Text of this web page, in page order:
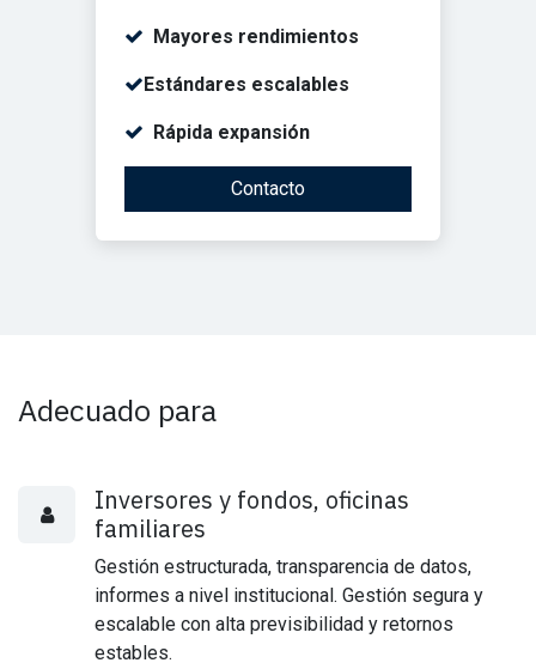
Mayores rendimientos
Estándares escalables
Rápida expansión
Contacto
Adecuado para
Inversores y fondos, oficinas
familiares
Gestión estructurada, transparencia de datos,
informes a nivel institucional. Gestión segura y
escalable con alta previsibilidad y retornos
estables.